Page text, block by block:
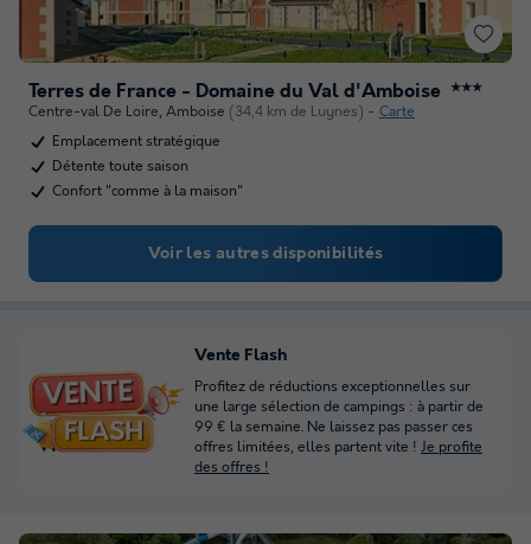
Terres de France - Domaine du Val d'Amboise ★★★
Centre-val De Loire, Amboise (34,4 km de Luynes)
Carte
Emplacement stratégique
Détente toute saison
Confort "comme à la maison"
Voir les autres disponibilités
Vente Flash
Profitez de réductions exceptionnelles sur
une large sélection de campings : à partir de
99 € la semaine. Ne laissez pas passer ces
offres limitées, elles partent vite ! Je profite
des offres !